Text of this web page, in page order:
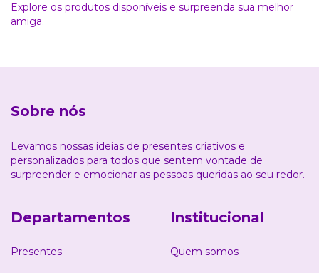
Explore os produtos disponíveis e surpreenda sua melhor
amiga.
Sobre nós
Levamos nossas ideias de presentes criativos e
personalizados para todos que sentem vontade de
surpreender e emocionar as pessoas queridas ao seu redor.
Departamentos
Presentes
Institucional
Quem somos